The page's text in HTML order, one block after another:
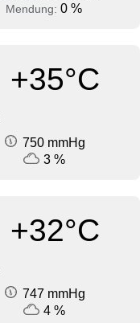
Mendung: 0 %
+35°C
750 mmHg
3 %
+32°C
747 mmHg
4 %